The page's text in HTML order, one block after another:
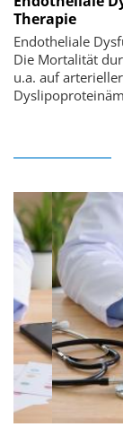
Therapie
Endotheliale
Die Mortalität
u.a. auf